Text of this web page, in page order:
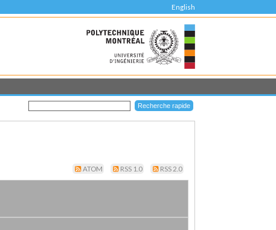
English
ATOM RSS 1.0 RSS 2.0